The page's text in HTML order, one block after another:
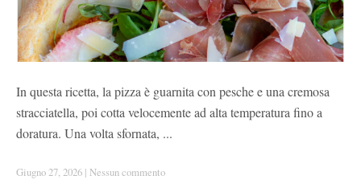
In questa ricetta, la pizza è guarnita con pesche e una cremosa
stracciatella, poi cotta velocemente ad alta temperatura fino a
doratura. Una volta sfornata, ...
Giugno 27, 2026 | Nessun commento